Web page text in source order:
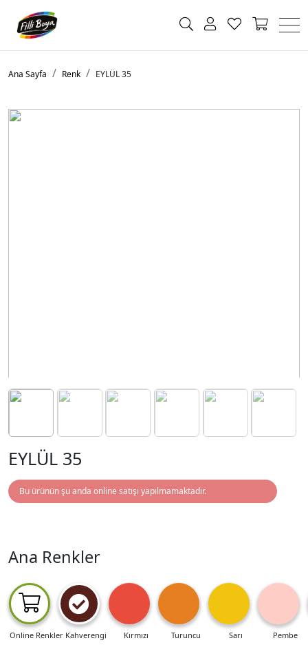
Ana Sayfa Renk EYLÜL 35
EYLÜL 35
Bu ürünün şu anda online satışı yapılmamaktadır.
Ana Renkler
Online Renkler Kahverengi Kırmızı Turuncu Sarı Pembe